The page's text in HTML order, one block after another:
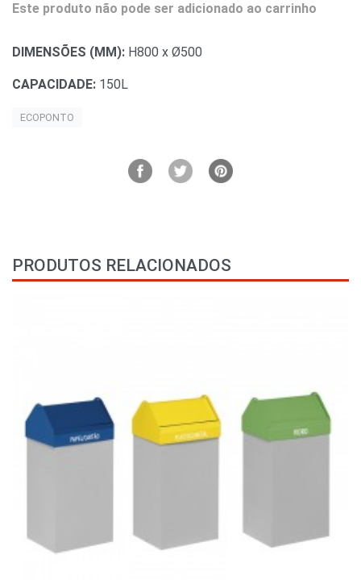
Este produto não pode ser adicionado ao carrinho
DIMENSÕES (MM): H800 x Ø500
CAPACIDADE: 150L
ECOPONTO
PRODUTOS RELACIONADOS